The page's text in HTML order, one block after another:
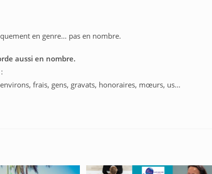
en genre… pas en nombre.
aussi en nombre.
frais, gens, gravats, honoraires, mœurs, us…